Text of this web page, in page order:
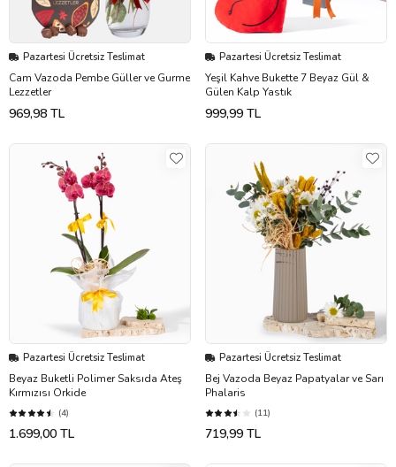
Pazartesi Ücretsiz Teslimat
Cam Vazoda Pembe Güller ve Gurme
Lezzetler
969,98 TL
Pazartesi Ücretsiz Teslimat
Yeşil Kahve Bukette 7 Beyaz Gül &
Gülen Kalp Yastık
999,99 TL
Pazartesi Ücretsiz Teslimat
Beyaz Buketli Polimer Saksıda Ateş
Kırmızısı Orkide
(4)
1.699,00 TL
Pazartesi Ücretsiz Teslimat
Bej Vazoda Beyaz Papatyalar ve Sarı
Phalaris
(11)
719,99 TL